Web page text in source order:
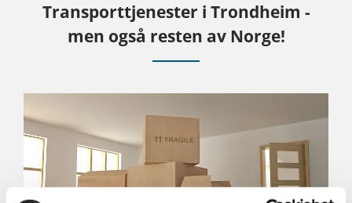
Transporttjenester i Trondheim -
men også resten av Norge!